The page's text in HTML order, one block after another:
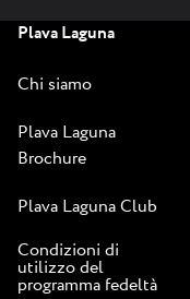
Plava Laguna
Chi siamo
Plava Laguna
Brochure
Plava Laguna Club
Condizioni di
utilizzo del
programma fedeltà